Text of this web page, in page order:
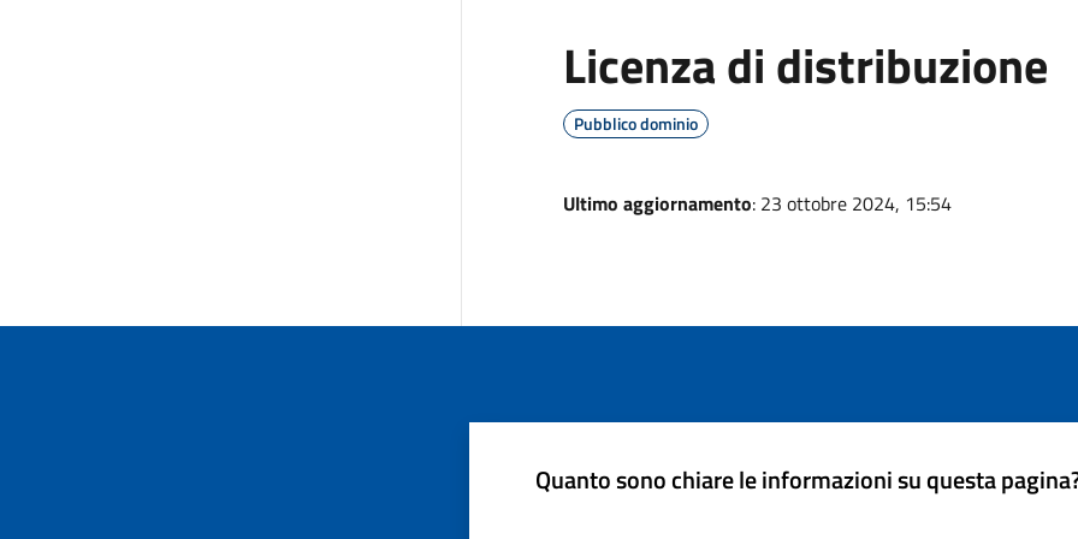
Licenza di distribuzione
Pubblico dominio
Ultimo aggiornamento: 23 ottobre 2024, 15:54
Quanto sono chiare le informazioni su questa